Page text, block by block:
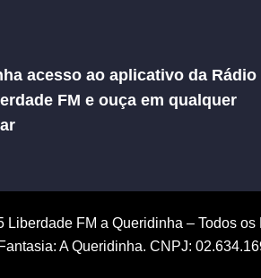
acesso ao aplicativo da Rádio
FM e ouça em qualquer
Liberdade FM a Queridinha – Todos
A Queridinha. CNPJ: